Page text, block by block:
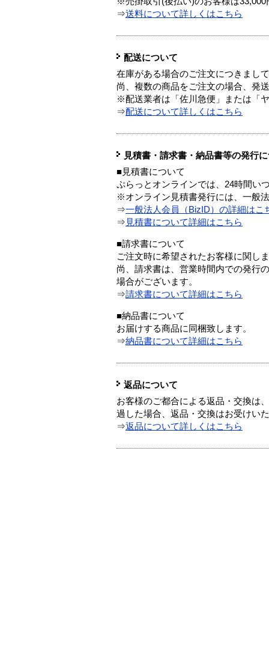
⇒送料について詳しくはこちら
配送について
在庫がある場合のご注文につきまし
尚、複数の商品をご注文の場合、発
※配送業者は「佐川急便」または「
⇒配送について詳しくはこちら
見積書・請求書・納品書等の発行
■見積書について
ぷらっとオンラインでは、24時間い
※オンライン見積書発行には、一般
⇒一般法人会員（BizID）の詳細はこ
⇒ 見積書について詳細はこちら
■請求書について
ご注文時に希望されたお客様に関し
尚、請求書は、営業時間内での発行
場合がございます。
⇒請求書について詳細はこちら
■納品書について
お届けする商品に同梱致します。
⇒納品書について詳細はこちら
返品について
お客様のご都合による返品・交換は
過した場合、返品・交換はお受けいた
⇒返品について詳しくはこちら